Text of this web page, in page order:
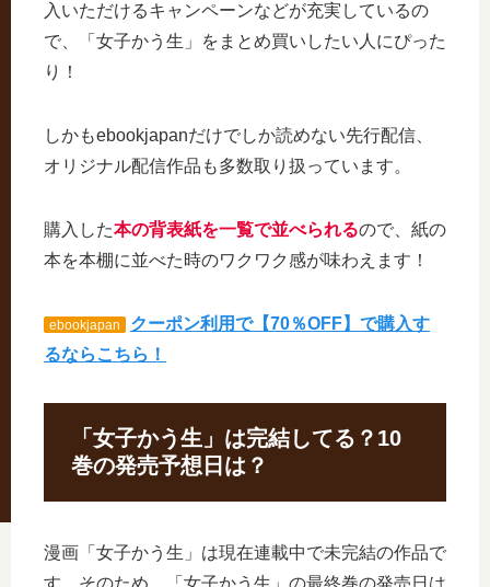
入いただけるキャンペーンなどが充実しているの
で、「女子かう生」をまとめ買いしたい人にぴった
り！
しかもebookjapanだけでしか読めない先行配信、
オリジナル配信作品も多数取り扱っています。
購入した本の背表紙を一覧で並べられるので、紙の
本を本棚に並べた時のワクワク感が味わえます！
ebookjapan
クーポン利用で【70％OFF】で購入す
るならこちら！
「女子かう生」は完結してる？10
巻の発売予想日は？
漫画「女子かう生」は現在連載中で未完結の作品で
す。そのため、「女子かう生」の最終巻の発売日は